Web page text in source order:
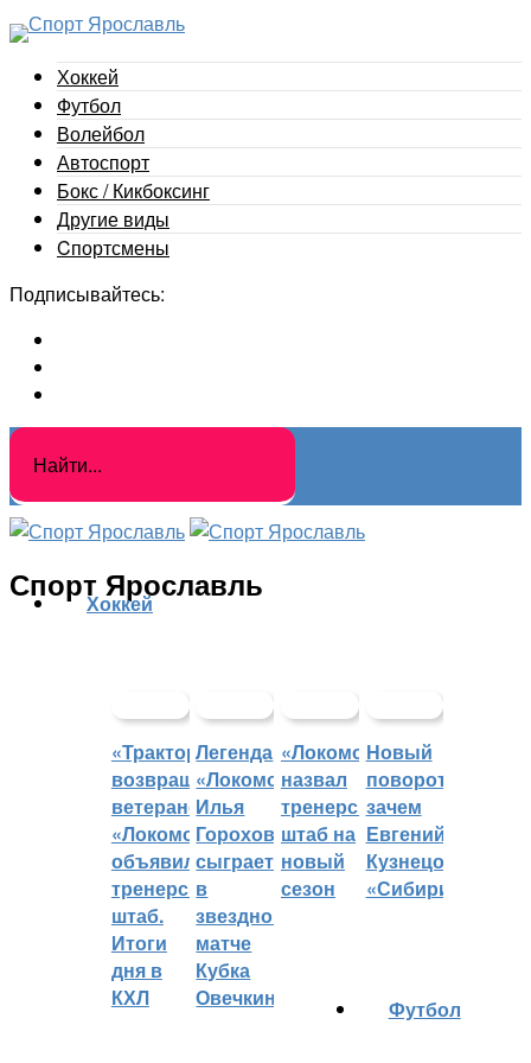
Хоккей
Футбол
Волейбол
Автоспорт
Бокс / Кикбоксинг
Другие виды
Cпортсмены
Подписывайтесь:
Спорт Ярославль
Хоккей
«Трактор»
возвращает
ветеранов,
«Локомотив»
объявил
тренерский
штаб.
Итоги
дня в
КХЛ
Легенда
«Локомотива»
Илья
Горохов
сыграет
в
звездном
матче
Кубка
Овечкина
«Локомотив»
назвал
тренерский
штаб на
новый
сезон
Новый
поворот:
зачем
Евгений
Кузнецов
«Сибири»?
Футбол